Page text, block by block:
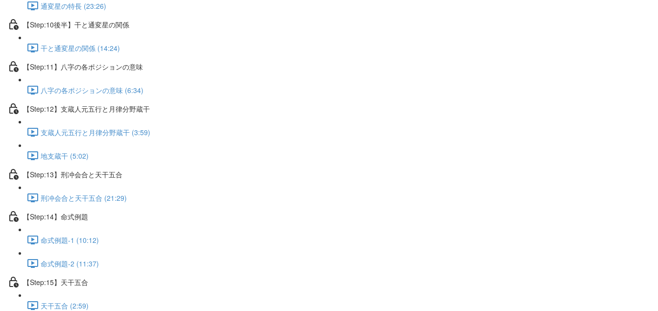
通変星の特長 (23:26)
【Step:10後半】干と通変星の関係
干と通変星の関係 (14:24)
【Step:11】八字の各ポジションの意味
八字の各ポジションの意味 (6:34)
【Step:12】支蔵人元五行と月律分野蔵干
支蔵人元五行と月律分野蔵干 (3:59)
地支蔵干 (5:02)
【Step:13】刑冲会合と天干五合
刑冲会合と天干五合 (21:29)
【Step:14】命式例題
命式例題-1 (10:12)
命式例題-2 (11:37)
【Step:15】天干五合
天干五合 (2:59)